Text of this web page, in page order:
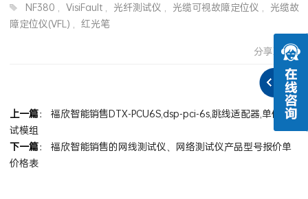
NF380 , VisiFault, 光纤测试仪 , 光缆可视故障定位仪 , 光缆故
障定位仪(VFL) , 红光笔
分享到：
上一篇： 福欣智能销售DTX-PCU6S,dsp-pci-6s,跳线适配器,单体测
试模组
下一篇： 福欣智能销售的网线测试仪、网络测试仪产品型号报价单
价格表